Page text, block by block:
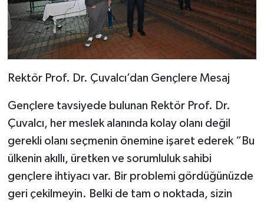
Rektör Prof. Dr. Çuvalcı’dan Gençlere Mesaj
Gençlere tavsiyede bulunan Rektör Prof. Dr.
Çuvalcı, her meslek alanında kolay olanı değil
gerekli olanı seçmenin önemine işaret ederek “Bu
ülkenin akıllı, üretken ve sorumluluk sahibi
gençlere ihtiyacı var. Bir problemi gördüğünüzde
geri çekilmeyin. Belki de tam o noktada, sizin